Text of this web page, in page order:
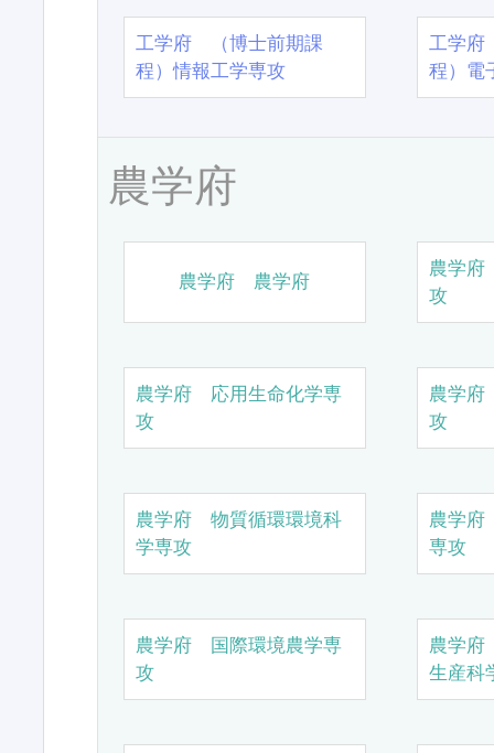
工学府 （博士前期課
程）情報工学専攻
工学
程）電
農学府
農学府 農学府
農学
攻
農学府 応用生命化学専
攻
農学
攻
農学府 物質循環環境科
学専攻
農学
専攻
農学府 国際環境農学専
攻
農学
生産科